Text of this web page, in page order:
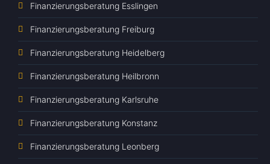
Finanzierungsberatung Esslingen
Finanzierungsberatung Freiburg
Finanzierungsberatung Heidelberg
Finanzierungsberatung Heilbronn
Finanzierungsberatung Karlsruhe
Finanzierungsberatung Konstanz
Finanzierungsberatung Leonberg